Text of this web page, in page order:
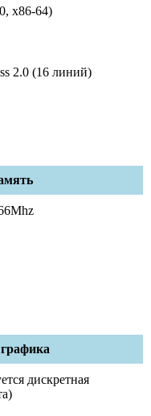
x86-64)
2.0 (16 линий)
дискретная